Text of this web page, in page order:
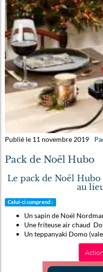
Publié le 11 novembre 2019
Pack de Noël Hubo
Le pack de Noël
au
Celui-ci comprend :
Un sapin de Noël
Une friteuse air chaud
Un teppanyaki Domo